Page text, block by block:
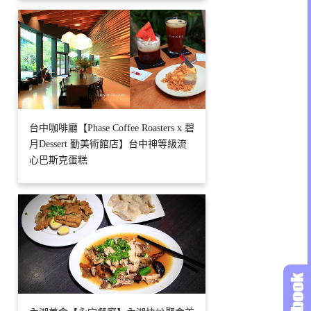
台中咖啡廳【Phase Coffee Roasters x 碧
月Dessert 勤美術館店】台中神等級流
心巴斯克蛋糕